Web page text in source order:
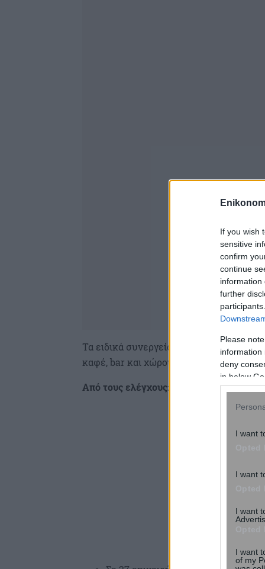
If you wish
sensitive
confirm
continue
information
further
Please
information
deny
in below
I want
I want
I want
I want
of my
Τα ειδικά συνεργεία της ΑΑΔΕ
καφέ, bar και χώρους αναψυχής.
Από τους ελέγχους: